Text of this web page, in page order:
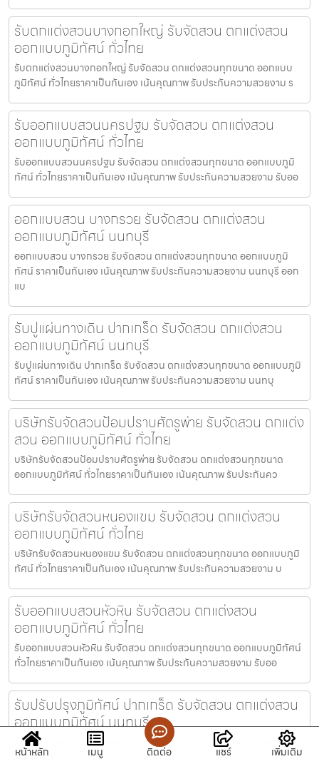
รับตกแต่งสวนบางกอกใหญ่ รับจัดสวน ตกแต่งสวน
ออกแบบภูมิทัศน์ ทั่วไทย
รับตกแต่งสวนบางกอกใหญ่ รับจัดสวน ตกแต่งสวนทุกขนาด ออกแบบ
ภูมิทัศน์ ทั่วไทยราคาเป็นกันเอง เน้นคุณภาพ รับประกันความสวยงาม ร
รับออกแบบสวนนครปฐม รับจัดสวน ตกแต่งสวน
ออกแบบภูมิทัศน์ ทั่วไทย
รับออกแบบสวนนครปฐม รับจัดสวน ตกแต่งสวนทุกขนาด ออกแบบภูมิ
ทัศน์ ทั่วไทยราคาเป็นกันเอง เน้นคุณภาพ รับประกันความสวยงาม รับออ
ออกแบบสวน บางกรวย รับจัดสวน ตกแต่งสวน
ออกแบบภูมิทัศน์ นนทบุรี
ออกแบบสวน บางกรวย รับจัดสวน ตกแต่งสวนทุกขนาด ออกแบบภูมิ
ทัศน์ ราคาเป็นกันเอง เน้นคุณภาพ รับประกันความสวยงาม นนทบุรี ออก
แบ
รับปูแผ่นทางเดิน ปากเกร็ด รับจัดสวน ตกแต่งสวน
ออกแบบภูมิทัศน์ นนทบุรี
รับปูแผ่นทางเดิน ปากเกร็ด รับจัดสวน ตกแต่งสวนทุกขนาด ออกแบบภูมิ
ทัศน์ ราคาเป็นกันเอง เน้นคุณภาพ รับประกันความสวยงาม นนทบุ
บริษัทรับจัดสวนป้อมปราบศัตรูพ่าย รับจัดสวน ตกแต่ง
สวน ออกแบบภูมิทัศน์ ทั่วไทย
บริษัทรับจัดสวนป้อมปราบศัตรูพ่าย รับจัดสวน ตกแต่งสวนทุกขนาด
ออกแบบภูมิทัศน์ ทั่วไทยราคาเป็นกันเอง เน้นคุณภาพ รับประกันคว
บริษัทรับจัดสวนหนองแขม รับจัดสวน ตกแต่งสวน
ออกแบบภูมิทัศน์ ทั่วไทย
บริษัทรับจัดสวนหนองแขม รับจัดสวน ตกแต่งสวนทุกขนาด ออกแบบภูมิ
ทัศน์ ทั่วไทยราคาเป็นกันเอง เน้นคุณภาพ รับประกันความสวยงาม บ
รับออกแบบสวนหัวหิน รับจัดสวน ตกแต่งสวน
ออกแบบภูมิทัศน์ ทั่วไทย
รับออกแบบสวนหัวหิน รับจัดสวน ตกแต่งสวนทุกขนาด ออกแบบภูมิทัศน์
ทั่วไทยราคาเป็นกันเอง เน้นคุณภาพ รับประกันความสวยงาม รับออ
รับปรับปรุงภูมิทัศน์ ปากเกร็ด รับจัดสวน ตกแต่งสวน
ออกแบบภูมิทัศน์ นนทบุรี
รับปรับปรุงภูมิทัศน์ ปากเกร็ด รับจัดสวน ตกแต่งสวนทุกขนาด ออกแบบ
หน้าหลัก เมนู ติดต่อ แชร์ เพิ่มเติม